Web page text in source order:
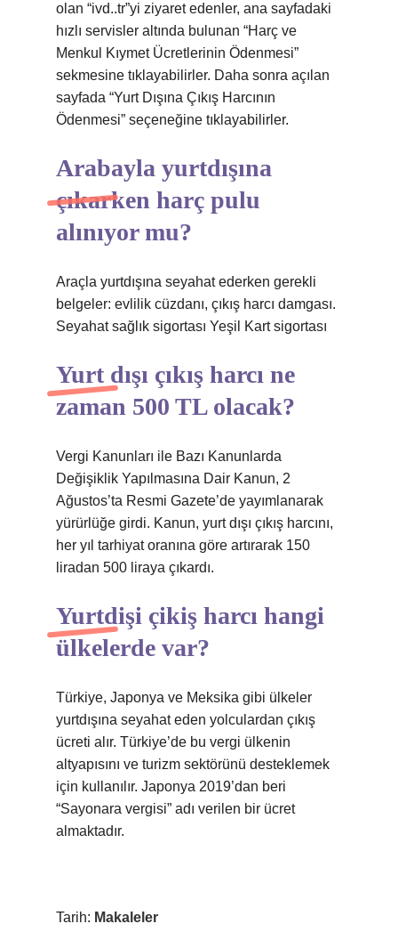
olan “ivd..tr”yi ziyaret edenler, ana sayfadaki
hızlı servisler altında bulunan “Harç ve
Menkul Kıymet Ücretlerinin Ödenmesi”
sekmesine tıklayabilirler. Daha sonra açılan
sayfada “Yurt Dışına Çıkış Harcının
Ödenmesi” seçeneğine tıklayabilirler.
Arabayla yurtdışına
çıkarken harç pulu
alınıyor mu?
Araçla yurtdışına seyahat ederken gerekli
belgeler: evlilik cüzdanı, çıkış harcı damgası.
Seyahat sağlık sigortası Yeşil Kart sigortası
Yurt dışı çıkış harcı ne
zaman 500 TL olacak?
Vergi Kanunları ile Bazı Kanunlarda
Değişiklik Yapılmasına Dair Kanun, 2
Ağustos’ta Resmi Gazete’de yayımlanarak
yürürlüğe girdi. Kanun, yurt dışı çıkış harcını,
her yıl tarhiyat oranına göre artırarak 150
liradan 500 liraya çıkardı.
Yurtdişi çikiş harcı hangi
ülkelerde var?
Türkiye, Japonya ve Meksika gibi ülkeler
yurtdışına seyahat eden yolculardan çıkış
ücreti alır. Türkiye’de bu vergi ülkenin
altyapısını ve turizm sektörünü desteklemek
için kullanılır. Japonya 2019’dan beri
“Sayonara vergisi” adı verilen bir ücret
almaktadır.
Tarih: Makaleler